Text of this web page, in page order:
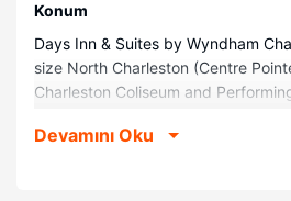
Konum
Days Inn & Suites by Wyndham
size North Charleston (Centre
Charleston Coliseum and
konaklama fırsatı sunuyor. Bu otel
Devamını Oku